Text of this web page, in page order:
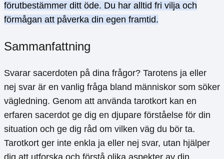
förutbestämmer ditt öde. Du har alltid fri vilja och
förmågan att påverka din egen framtid.
Sammanfattning
Svarar sacerdoten på dina frågor? Tarotens ja eller
nej svar är en vanlig fråga bland människor som söker
vägledning. Genom att använda tarotkort kan en
erfaren sacerdot ge dig en djupare förståelse för din
situation och ge dig råd om vilken väg du bör ta.
Tarotkort ger inte enkla ja eller nej svar, utan hjälper